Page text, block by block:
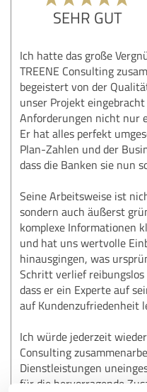
SEHR GUT
Ich hatte das große
TREENE Consulting
begeistert von der
unser Projekt
Anforderungen nicht nur
Er hat alles perfekt
Plan-Zahlen und der
dass die Banken sie nun
Seine Arbeitsweise ist
sondern auch äußerst
komplexe Informationen
und hat uns wertvolle
hinausgingen, was
Schritt verlief
dass er ein Experte auf
auf Kundenzufriedenheit
Ich würde jederzeit
Consulting
Dienstleistungen
für die hervorragende